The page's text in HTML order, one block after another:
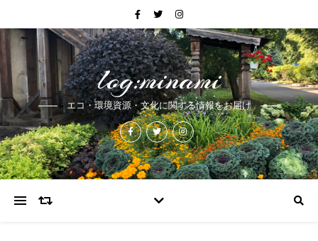
log:minami
エコ・環境資源・文化に関する情報をお届け